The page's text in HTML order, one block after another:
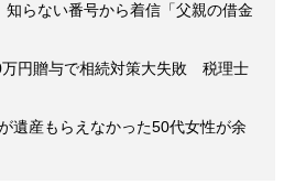
らない番号から着信「父親の借金
円贈与で相続対策大失敗 税理士
遺産もらえなかった50代女性が余